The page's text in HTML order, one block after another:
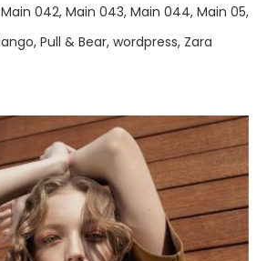
Main 042 Main 043 Main 044 Main 05
Pull & Bear wordpress Zara